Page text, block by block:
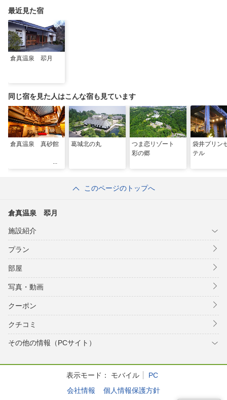
最近見た宿
倉真温泉 翆月
同じ宿を見た人はこんな宿も見ています
倉真温泉 真砂館 葛城北の丸
つま恋リゾート
彩の郷
袋井プリン
テル
このページのトップへ
倉真温泉 翆月
施設紹介
プラン
部屋
写真・動画
クーポン
クチコミ
その他の情報（PCサイト）
表示モード： モバイル
PC
会社情報
個人情報保護方針